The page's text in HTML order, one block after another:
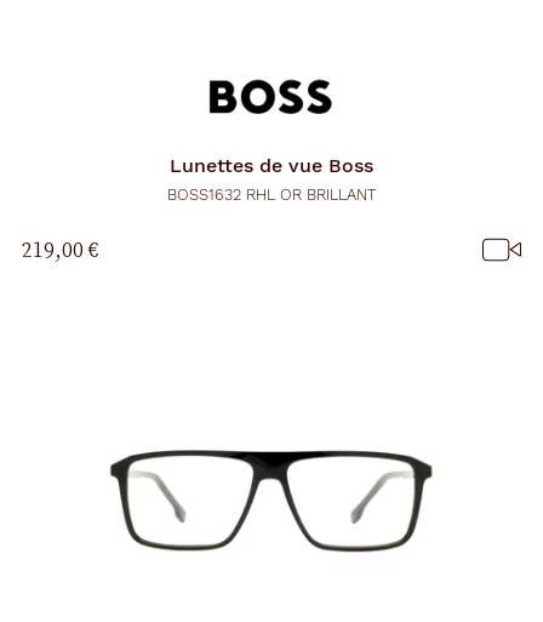
Lunettes de vue Boss
BOSS1632 RHL OR BRILLANT
219,00 €